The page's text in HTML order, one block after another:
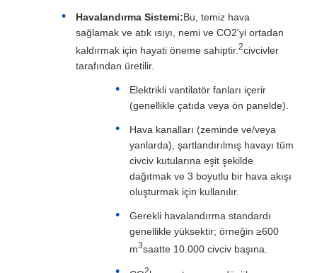
Havalandırma Sistemi:Bu, temiz hava
sağlamak ve atık ısıyı, nemi ve CO2'yi ortadan
kaldırmak için hayati öneme sahiptir. 2civcivler
tarafından üretilir.
Elektrikli vantilatör fanları içerir
(genellikle çatıda veya ön panelde).
Hava kanalları (zeminde ve/veya
yanlarda), şartlandırılmış havayı tüm
civciv kutularına eşit şekilde
dağıtmak ve 3 boyutlu bir hava akışı
oluşturmak için kullanılır.
Gerekli havalandırma standardı
genellikle yüksektir; örneğin ≥600
m3saatte 10.000 civciv başına.
2